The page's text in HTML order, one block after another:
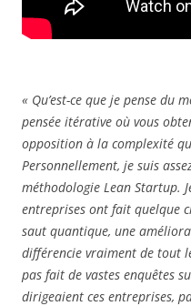
« Qu’est-ce que je pense du
pensée itérative où vous
opposition à la complexité
Personnellement, je suis
méthodologie Lean Startup.
entreprises ont fait quelque
saut quantique, une
différencie vraiment de tout
pas fait de vastes enquêtes
dirigeaient ces entreprises,